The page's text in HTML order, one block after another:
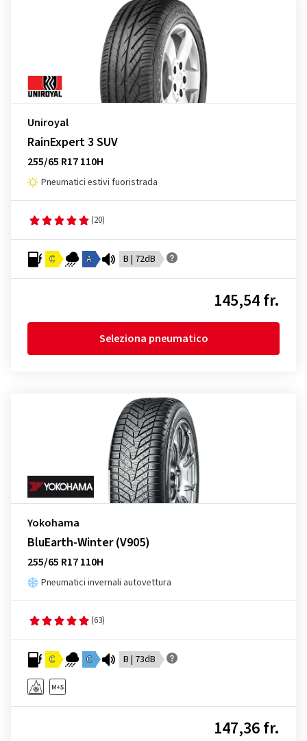
Uniroyal
RainExpert 3 SUV
255/65 R17 110H
Pneumatici estivi fuoristrada
(20)
C A B | 72dB
145,54 fr.
Seleziona pneumatico
Yokohama
BluEarth-Winter (V905)
255/65 R17 110H
Pneumatici invernali autovettura
(63)
C C B | 73dB
147,36 fr.